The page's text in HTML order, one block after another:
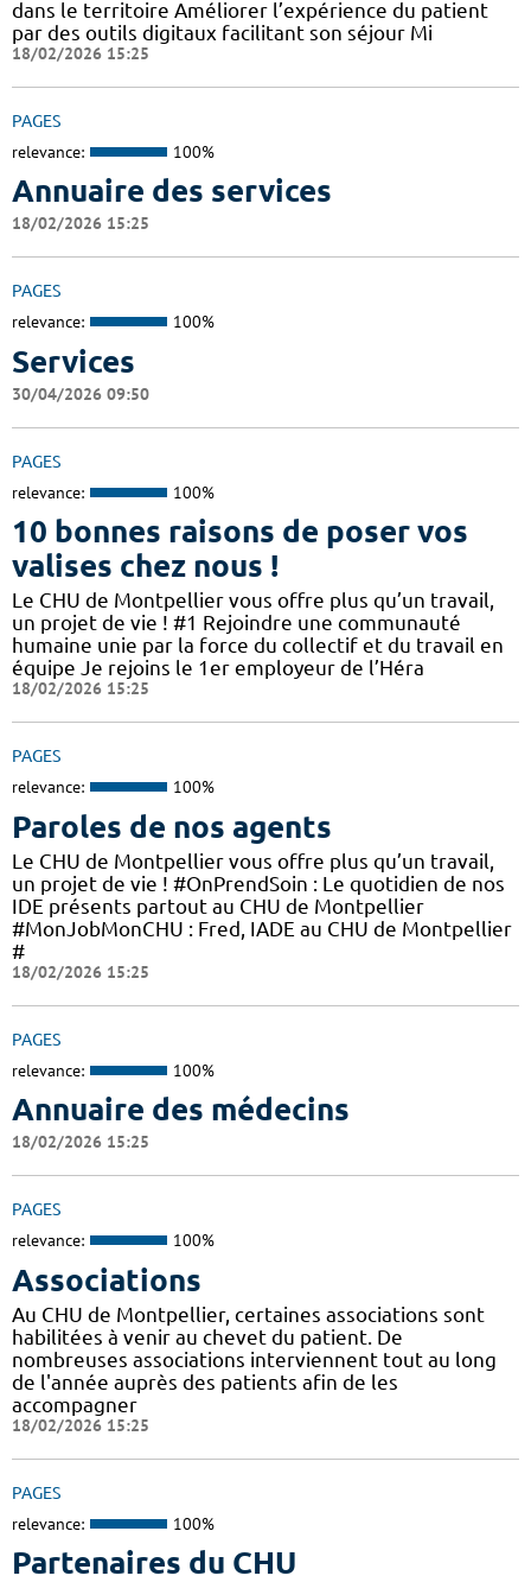
dans le territoire Améliorer l’expérience du patient
par des outils digitaux facilitant son séjour Mi
18/02/2026 15:25
PAGES
relevance: 100%
Annuaire des services
18/02/2026 15:25
PAGES
relevance: 100%
Services
30/04/2026 09:50
PAGES
relevance: 100%
10 bonnes raisons de poser vos
valises chez nous !
Le CHU de Montpellier vous offre plus qu’un travail,
un projet de vie ! #1 Rejoindre une communauté
humaine unie par la force du collectif et du travail en
équipe Je rejoins le 1er employeur de l’Héra
18/02/2026 15:25
PAGES
relevance: 100%
Paroles de nos agents
Le CHU de Montpellier vous offre plus qu’un travail,
un projet de vie ! #OnPrendSoin : Le quotidien de nos
IDE présents partout au CHU de Montpellier
#MonJobMonCHU : Fred, IADE au CHU de Montpellier
#
18/02/2026 15:25
PAGES
relevance: 100%
Annuaire des médecins
18/02/2026 15:25
PAGES
relevance: 100%
Associations
Au CHU de Montpellier, certaines associations sont
habilitées à venir au chevet du patient. De
nombreuses associations interviennent tout au long
de l'année auprès des patients afin de les
accompagner
18/02/2026 15:25
PAGES
relevance: 100%
Partenaires du CHU